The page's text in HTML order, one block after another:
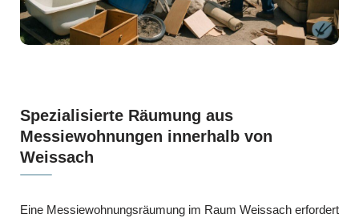
Spezialisierte Räumung aus
Messiewohnungen innerhalb von
Weissach
Eine Messiewohnungsräumung im Raum Weissach erfordert